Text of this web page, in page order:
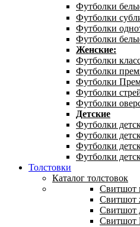
Футболки
Футболки
Футболки
Футболки
Женские:
Футболки
Футболки
Футболки
Футболки
Футболки
Детские
Футболки
Футболки
Футболки
Футболки
Толстовки
Каталог толстовок
Свитшот
Свитшот
Свитшот
Свитшот